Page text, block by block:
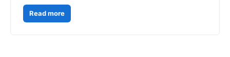
Read more